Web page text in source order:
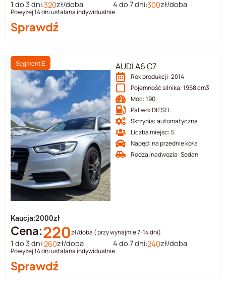
1 do 3 dni:320zł/doba 4 do 7 dni:300zł/doba
Powyżej 14 dni ustalana indywidualnie
Sprawdź
Segment E AUDI A6 C7
Rok produkcji: 2014
Pojemność silnika: 1968 cm3
Moc: 190
Paliwo: DIESEL
Skrzynia: automatyczna
Liczba miejsc: 5
Napęd: na przednie koła
Rodzaj nadwozia: Sedan
Kaucja:2000zł
Cena:220zł/doba ( przy wynajmie 7-14 dni)
1 do 3 dni:260zł/doba 4 do 7 dni:240zł/doba
Powyżej 14 dni ustalana indywidualnie
Sprawdź